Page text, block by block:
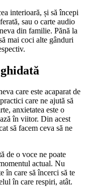
interioară, și să începi
sau o carte audio
din familie. Pănă la
mai coci alte gânduri
care este acaparat de
care ne ajută să
anxietatea este o
în viitor. Din acest
să facem ceva să ne
de o voce ne poate
actual. Nu
în care să încerci să te
în care respiri, atât.